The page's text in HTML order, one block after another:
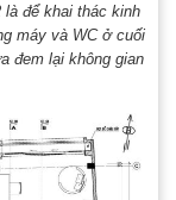
là để khai thác kinh
máy và WC ở cuối
đem lại không gian